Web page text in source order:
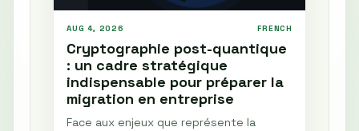
AUG 4, 2026 FRENCH
Cryptographie post-quantique
: un cadre stratégique
indispensable pour préparer la
migration en entreprise
Face aux enjeux que représente la